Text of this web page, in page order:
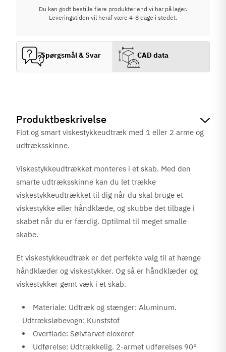
Produktbeskrivelse
Flot og smart viskestykkeudtræk med 1 eller 2 arme og
udtræksskinne.
Viskestykkeudtrækket monteres i et skab. Med den
smarte udtræksskinne kan du let trække
viskestykkeudtrækket til dig når du skal bruge et
viskestykke eller håndklæde, og skubbe det tilbage i
skabet når du er færdig. Optilmal til meget smalle
skabe.
Et viskestykkeudtræk er det perfekte valg til at hænge
håndklæder og viskestykker. Og så er håndklæder og
viskestykker gemt væk i et skab.
Materiale: Udtræk og stænger: Aluminum.
Udtræksløbevogn: Kunststof
Overflade: Sølvfarvet eloxeret
Udførelse: Udtrækkelig. 2-armet udførelses 90°
Du kan godt bestille flere produkter end vi har på lager.
Leveringstiden vil heraf være 4-8 dage i stedet.
Spørgsmål & Svar CAD data